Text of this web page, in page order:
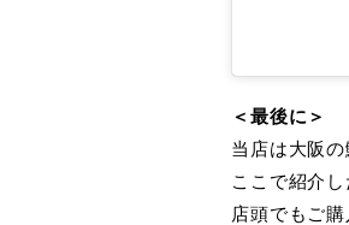
＜最後に＞
当店は大阪の
ここで紹介
店頭でもご